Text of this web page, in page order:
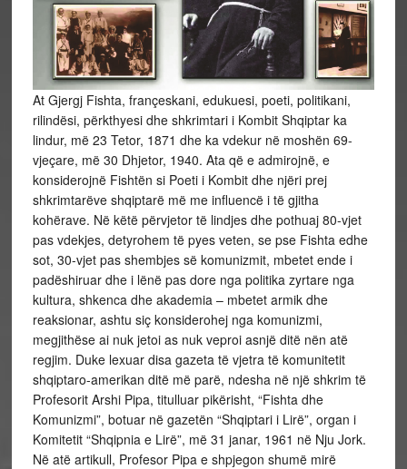
At Gjergj Fishta, françeskani, edukuesi, poeti, politikani,
rilindësi, përkthyesi dhe shkrimtari i Kombit Shqiptar ka
lindur, më 23 Tetor, 1871 dhe ka vdekur në moshën 69-
vjeçare, më 30 Dhjetor, 1940. Ata që e admirojnë, e
konsiderojnë Fishtën si Poeti i Kombit dhe njëri prej
shkrimtarëve shqiptarë më me influencë i të gjitha
kohërave. Në këtë përvjetor të lindjes dhe pothuaj 80-vjet
pas vdekjes, detyrohem të pyes veten, se pse Fishta edhe
sot, 30-vjet pas shembjes së komunizmit, mbetet ende i
padëshiruar dhe i lënë pas dore nga politika zyrtare nga
kultura, shkenca dhe akademia – mbetet armik dhe
reaksionar, ashtu siç konsiderohej nga komunizmi,
megjithëse ai nuk jetoi as nuk veproi asnjë ditë nën atë
regjim. Duke lexuar disa gazeta të vjetra të komunitetit
shqiptaro-amerikan ditë më parë, ndesha në një shkrim të
Profesorit Arshi Pipa, titulluar pikërisht, “Fishta dhe
Komunizmi”, botuar në gazetën “Shqiptari i Lirë”, organ i
Komitetit “Shqipnia e Lirë”, më 31 janar, 1961 në Nju Jork.
Në atë artikull, Profesor Pipa e shpjegon shumë mirë